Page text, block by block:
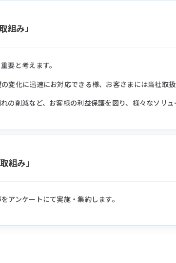
組み」
要と考えます。
変化に迅速にお対応できる様、お客さまには当社取
の削減など、お客様の利益保護を図り、様々なソリュ
組み」
アンケートにて実施・集約します。